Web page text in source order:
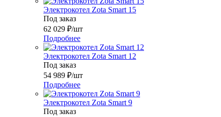
Электрокотел Zota Smart 15
Под заказ
62 029 ₽/шт
Подробнее
Электрокотел Zota Smart 12
Под заказ
54 989 ₽/шт
Подробнее
Электрокотел Zota Smart 9
Под заказ